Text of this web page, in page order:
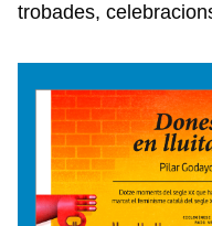
trobades,